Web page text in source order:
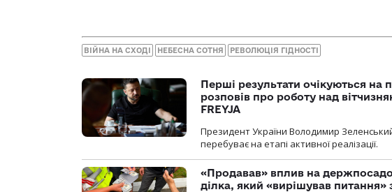
ВІЙНА НА СХОДІ НЕБЕСНА СОТНЯ РЕВОЛЮЦІЯ ГІДНОСТІ
Перші результати очікуються на
розповів про роботу над
FREYJA
Президент України Володимир
перебуває на етапі активної реалізації.
«Продавав» вплив на
ділка, який «вирішував